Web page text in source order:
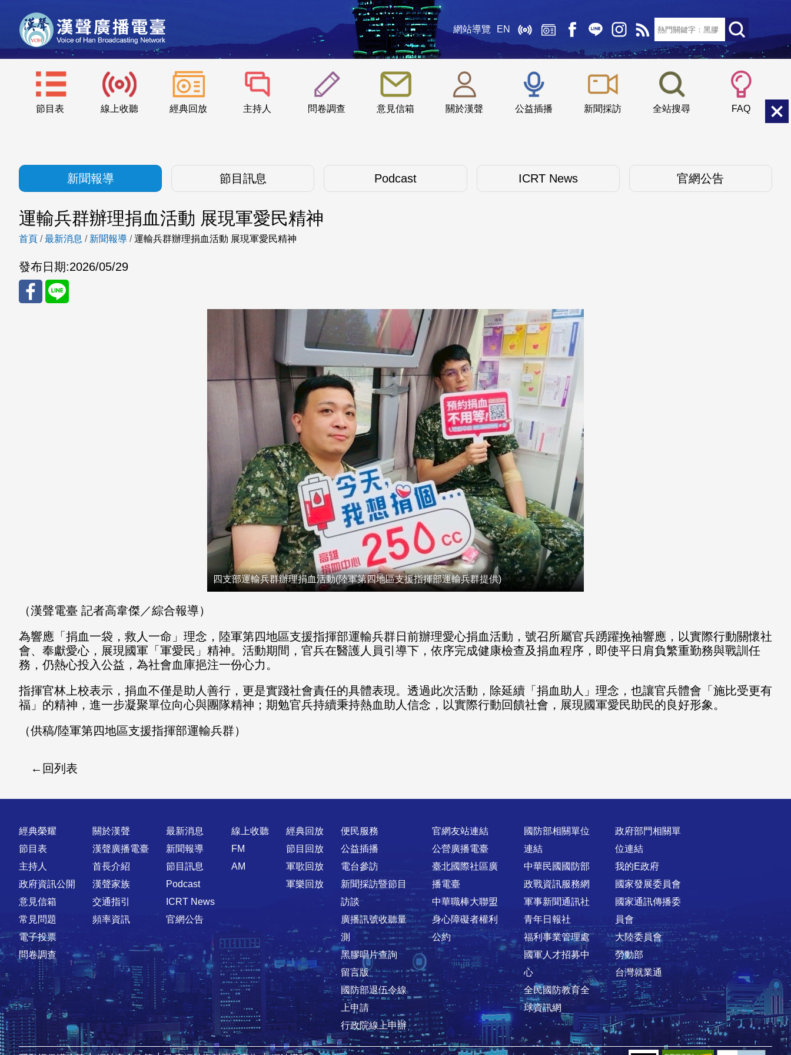
網站導覽 EN
節目表 線上收聽 經典回放 主持人 問卷調查 意見信箱 關於漢聲 公益插播 新聞採訪 全站搜尋 FAQ
::: 小 中
新聞報導 節目訊息 Podcast ICRT News 官網公告
運輸兵群辦理捐血活動 展現軍愛民精神
首頁 /最新消息 / 新聞報導 /運輸兵群辦理捐血活動 展現軍愛民精神
發布日期:2026/05/29
四支部運輸兵群辦理捐血活動(陸軍第四地區支援指揮部運輸兵群提供)
（漢聲電臺 記者高韋傑／綜合報導）
為響應「捐血一袋，救人一命」理念，陸軍第四地區支援指揮部運輸兵群日前辦理愛心捐血活動，號召所屬官兵踴躍挽袖響應，以實際行動關懷社
會、奉獻愛心，展現國軍「軍愛民」精神。活動期間，官兵在醫護人員引導下，依序完成健康檢查及捐血程序，即使平日肩負繁重勤務與戰訓任
務，仍熱心投入公益，為社會血庫挹注一份心力。
指揮官林上校表示，捐血不僅是助人善行，更是實踐社會責任的具體表現。透過此次活動，除延續「捐血助人」理念，也讓官兵體會「施比受更有
福」的精神，進一步凝聚單位向心與團隊精神；期勉官兵持續秉持熱血助人信念，以實際行動回饋社會，展現國軍愛民助民的良好形象。
（供稿/陸軍第四地區支援指揮部運輸兵群）
回列表
快速連結
經典榮耀
節目表
主持人
政府資訊公開
意見信箱
常見問題
電子投票
問卷調查
關於漢聲
漢聲廣播電臺
首長介紹
漢聲家族
交通指引
頻率資訊
最新消息
新聞報導
節目訊息
Podcast
ICRT News
官網公告
線上收聽
FM
AM
經典回放
節目回放
軍歌回放
軍樂回放
便民服務
公益插播
電台參訪
新聞採訪暨節目
訪談
廣播訊號收聽量
測
黑膠唱片查詢
留言版
國防部退伍令線
上申請
行政院線上申辦
官網友站連結
公營廣播電臺
臺北國際社區廣
播電臺
中華職棒大聯盟
身心障礙者權利
公約
國防部相關單位
連結
中華民國國防部
政戰資訊服務網
軍事新聞通訊社
青年日報社
福利事業管理處
國軍人才招募中
心
全民國防教育全
球資訊網
政府部門相關單
位連結
我的E政府
國家發展委員會
國家通訊傳播委
員會
大陸委員會
勞動部
台灣就業通